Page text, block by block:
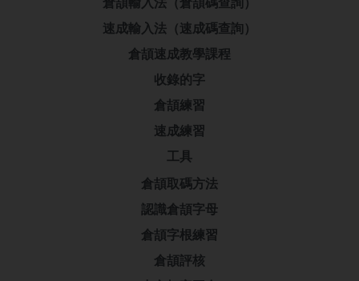
速成輸入法（速成碼查詢）
倉頡速成教學課程
收錄的字
倉頡練習
速成練習
工具
倉頡取碼方法
認識倉頡字母
倉頡字根練習
倉頡評核